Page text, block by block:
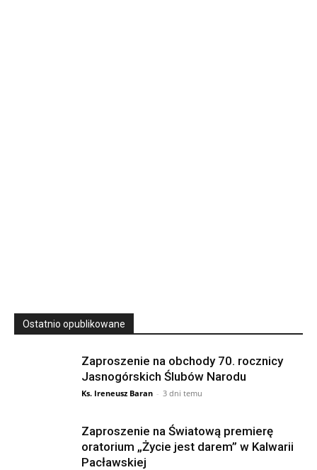
Ostatnio opublikowane
Zaproszenie na obchody 70. rocznicy
Jasnogórskich Ślubów Narodu
Ks. Ireneusz Baran - 3 dni temu
Zaproszenie na Światową premierę
oratorium „Życie jest darem” w Kalwarii
Pacławskiej